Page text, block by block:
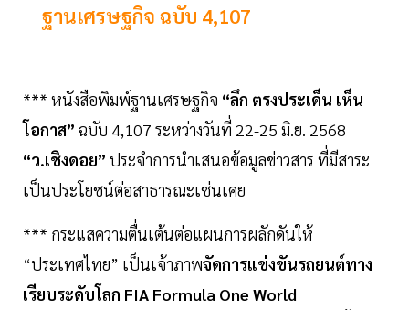
ฐานเศรษฐกิจ ฉบับ 4,107
*** หนังสือพิมพ์ฐานเศรษฐกิจ “ลึก ตรงประเด็น เห็น
โอกาส” ฉบับ 4,107 ระหว่างวันที่ 22-25 มิ.ย. 2568
“ว.เชิงดอย” ประจำการนำเสนอข้อมูลข่าวสาร ที่มีสาระ
เป็นประโยชน์ต่อสาธารณะเช่นเคย
*** กระแสความตื่นเต้นต่อแผนการผลักดันให้
“ประเทศไทย” เป็นเจ้าภาพจัดการแข่งขันรถยนต์ทาง
เรียบระดับโลก FIA Formula One World